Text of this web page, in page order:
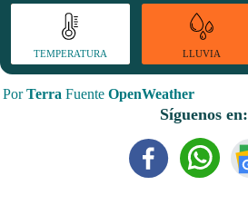
TEMPERATURA LLUVIA
PorTerra Fuente OpenWeather
Síguenos en: